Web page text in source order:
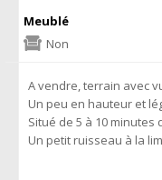
Meublé
Non
A vendre, terrain avec
Un peu en hauteur et
Situé de 5 à 10
Un petit ruisseau à la